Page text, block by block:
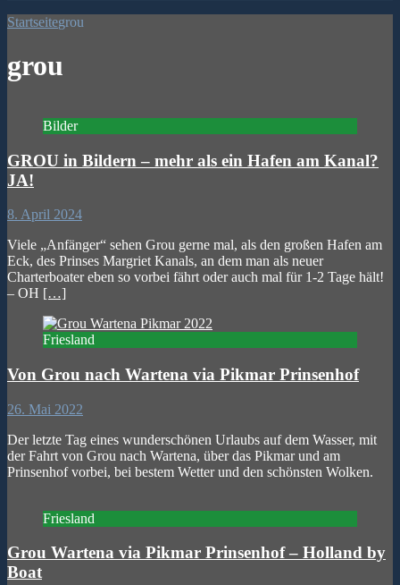
Startseitegrou
grou
Bilder
GROU in Bildern – mehr als ein Hafen am Kanal?
JA!
8. April 2024
Viele „Anfänger“ sehen Grou gerne mal, als den großen Hafen am
Eck, des Prinses Margriet Kanals, an dem man als neuer
Charterboater eben so vorbei fährt oder auch mal für 1-2 Tage hält!
– OH […]
Friesland
Von Grou nach Wartena via Pikmar Prinsenhof
26. Mai 2022
Der letzte Tag eines wunderschönen Urlaubs auf dem Wasser, mit
der Fahrt von Grou nach Wartena, über das Pikmar und am
Prinsenhof vorbei, bei bestem Wetter und den schönsten Wolken.
Friesland
Grou Wartena via Pikmar Prinsenhof – Holland by
Boat